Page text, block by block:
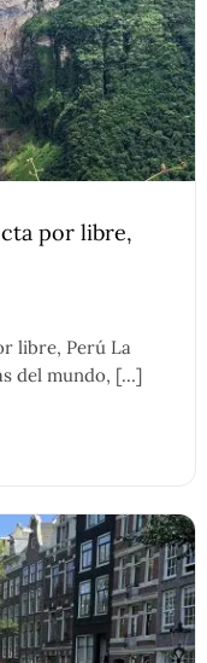
por libre,
libre, Perú La
del mundo, […]